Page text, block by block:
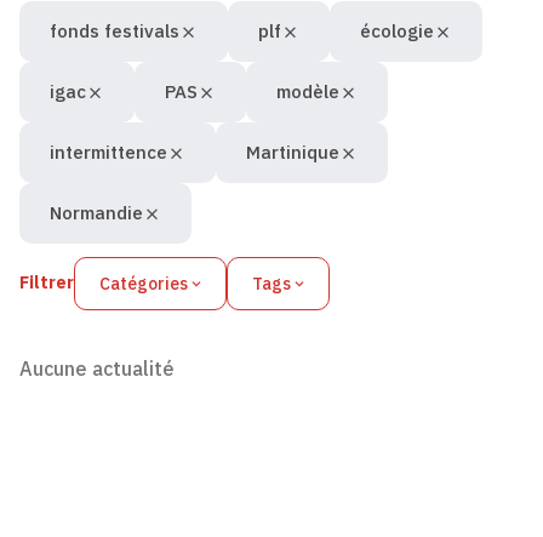
Filtrer Catégories Tags
fonds festivals plf écologie
igac PAS modèle
intermittence Martinique
Normandie
Aucune actualité